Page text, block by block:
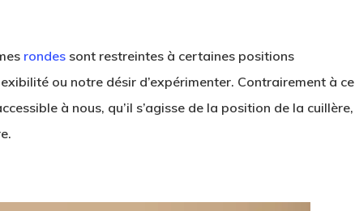
rondes sont restreintes à certaines positions
ou notre désir d’expérimenter. Contrairement à ce
à nous, qu’il s’agisse de la position de la cuillère,